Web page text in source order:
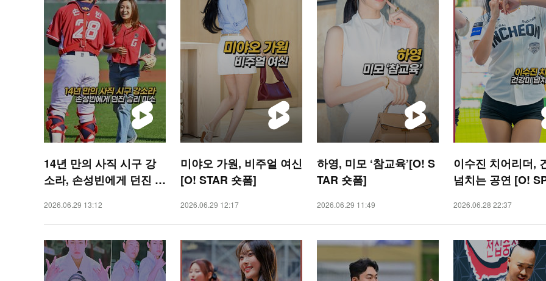
14년 만의 사직 시구 강
소라, 손성빈에게 던진 승
폼]
2026.06.29 13:12
미야오 가원, 비주얼 여신
[O! STAR 숏폼]
2026.06.29 12:17
하영, 미모 ‘참교육’[O! S
TAR 숏폼]
2026.06.29 11:49
이수진 치어리더,
넘치는 공연 [O!
2026.06.28 22:37